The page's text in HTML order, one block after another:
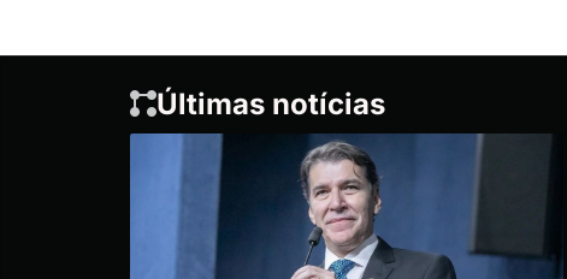
Últimas notícias